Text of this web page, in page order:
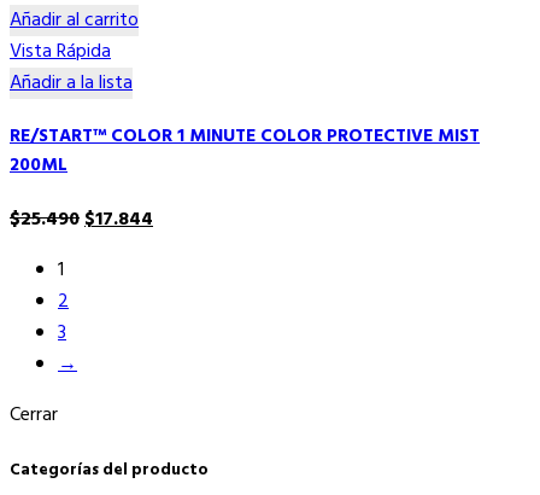
Añadir al carrito
Vista Rápida
Añadir a la lista
RE/START™ COLOR 1 MINUTE COLOR PROTECTIVE MIST
200ML
$25.490El
$17.844El
1
2
3
→
Cerrar
Categorías del producto